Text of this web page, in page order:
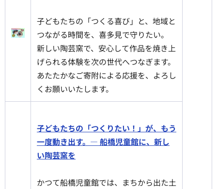
子どもたちの「つくる喜び」と、地域と
つながる時間を、喜多見で守りたい。
新しい陶芸窯で、安心して作品を焼き上
げられる体験を次の世代へつなぎます。
あたたかなご寄附による応援を、よろし
くお願いいたします。
子どもたちの「つくりたい！」が、もう
一度動き出す。— 船橋児童館に、新し
い陶芸窯を
かつて船橋児童館では、まちから出た土